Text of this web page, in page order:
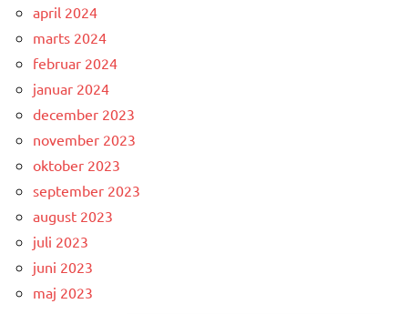
april 2024
marts 2024
februar 2024
januar 2024
december 2023
november 2023
oktober 2023
september 2023
august 2023
juli 2023
juni 2023
maj 2023